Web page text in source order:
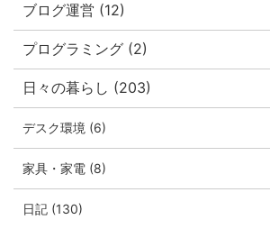
ブログ運営 (12)
プログラミング (2)
日々の暮らし (203)
デスク環境 (6)
家具・家電 (8)
日記 (130)